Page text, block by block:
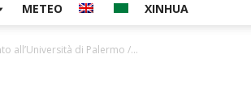
METEO XINHUA
all’Università di Palermo /...